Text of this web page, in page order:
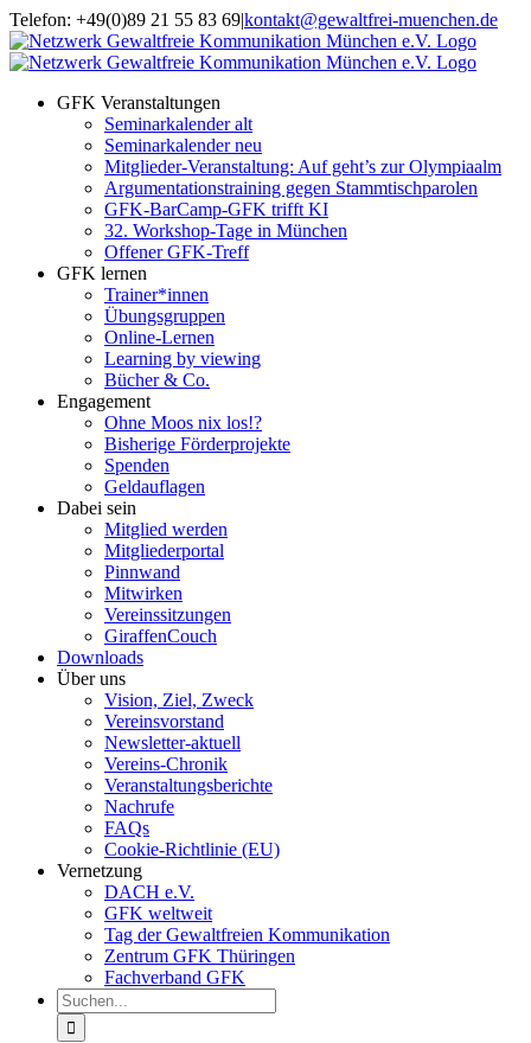
Zum
Inhalt
springen
Telefon: +49(0)89 21 55 83 69|kontakt@gewaltfrei-muenchen.de
Einloggen
Seminarkalender
Infos
zum
GFK Veranstaltungen
Seminarkalender alt
Seminarkalender neu
Mitglieder-Veranstaltung: Auf geht’s zur Olympiaalm
Argumentationstraining gegen Stammtischparolen
GFK-BarCamp-GFK trifft KI
32. Workshop-Tage in München
Offener GFK-Treff
GFK lernen
Trainer*innen
Übungsgruppen
Online-Lernen
Learning by viewing
Bücher & Co.
Engagement
Ohne Moos nix los!?
Bisherige Förderprojekte
Spenden
Geldauflagen
Dabei sein
Mitglied werden
Mitgliederportal
Pinnwand
Mitwirken
Vereinssitzungen
GiraffenCouch
Downloads
Über uns
Vision, Ziel, Zweck
Vereinsvorstand
Newsletter-aktuell
Vereins-Chronik
Veranstaltungsberichte
Nachrufe
FAQs
Cookie-Richtlinie (EU)
Vernetzung
DACH e.V.
GFK weltweit
Tag der Gewaltfreien Kommunikation
Zentrum GFK Thüringen
Fachverband GFK
Suche
nach: